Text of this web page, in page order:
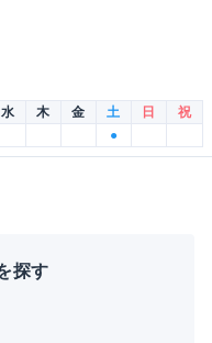
水 木 金 土 日
祝
●
探す